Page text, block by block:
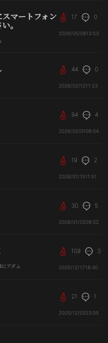
マートフォン
。
17 0
2026/05/0813:53
44 0
2026/02/1211:23
94 4
2026/02/01 09:04
19 2
2026/01/1511:51
30 5
2026/01/0208:52
アダム
109 3
2025/12/1718:40
21 1
2025/12/0323:05